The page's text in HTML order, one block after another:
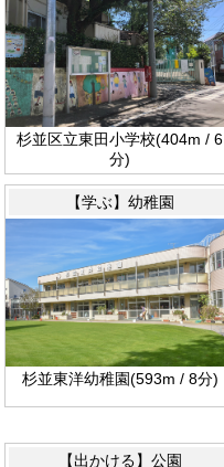
杉並区立東田小学校(404m / 6
分)
【学ぶ】幼稚園
杉並東洋幼稚園(593m / 8分)
【出かける】公園